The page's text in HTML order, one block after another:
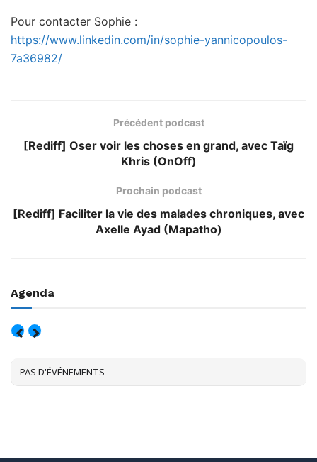
Pour contacter Sophie :
https://www.linkedin.com/in/sophie-yannicopoulos-
7a36982/
Précédent podcast
[Rediff] Oser voir les choses en grand, avec Taïg
Khris (OnOff)
Prochain podcast
[Rediff] Faciliter la vie des malades chroniques, avec
Axelle Ayad (Mapatho)
Agenda
PAS D'ÉVÉNEMENTS